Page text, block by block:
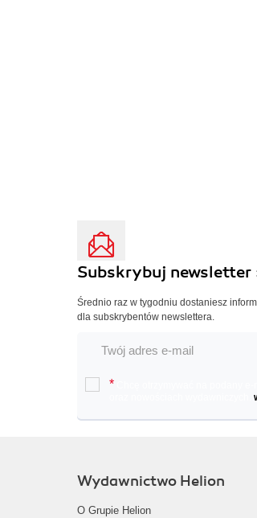
Subskrybuj newsletter
Średnio raz w tygodniu dostaniesz
dla subskrybentów newslettera.
*
Wydawnictwo Helion
O Grupie Helion